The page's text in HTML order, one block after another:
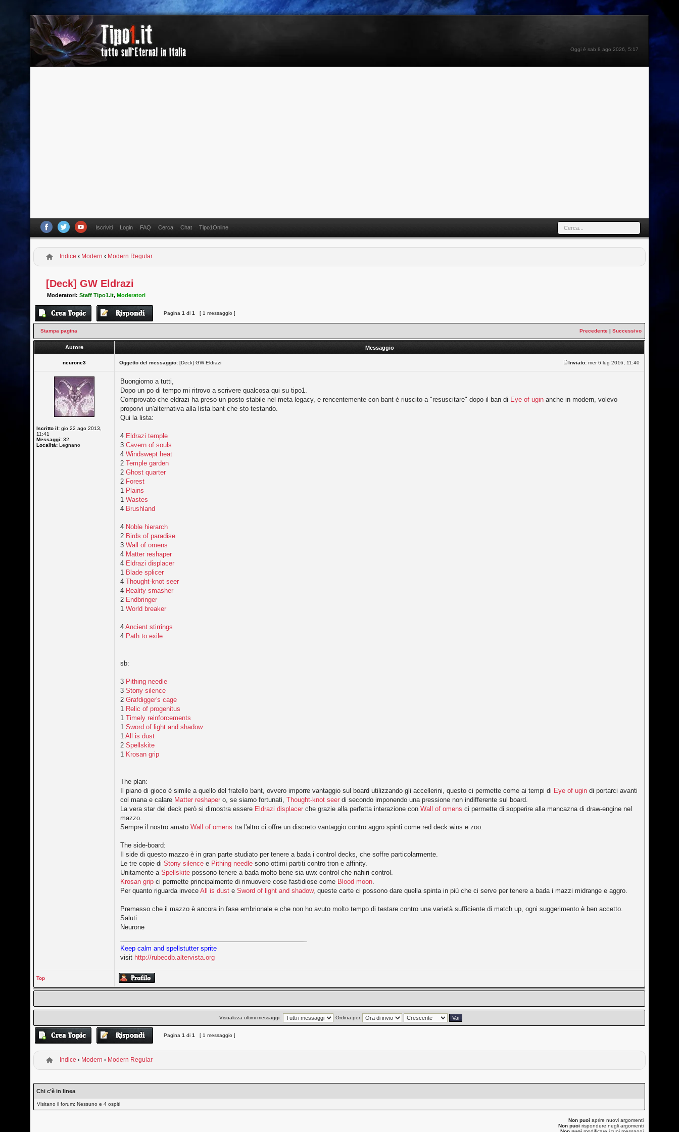
Oggi è sab 8 ago 2026, 5:17
Iscriviti Login FAQ Cerca Chat Tipo1Online
Indice ‹ Modern ‹ Modern Regular
[Deck] GW Eldrazi
Moderatori:Staff Tipo1.it,Moderatori
Pagina1 di1 [ 1 messaggio ]
Stampa pagina Precedente |Successivo
Autore Messaggio
neurone3 Oggetto del messaggio: [Deck] GW Eldrazi Inviato: mer 6 lug 2016, 11:40
Iscritto il: gio 22 ago 2013,
11:41
Messaggi: 32
Località: Legnano
Buongiorno a tutti,
Dopo un po di tempo mi ritrovo a scrivere qualcosa qui su tipo1.
Comprovato che eldrazi ha preso un posto stabile nel meta legacy, e rencentemente con bant è riuscito a "resuscitare" dopo il ban di Eye of ugin anche in modern, volevo
proporvi un'alternativa alla lista bant che sto testando.
Qui la lista:
4 Eldrazi temple
3Cavern of souls
4Windswept heat
2Temple garden
2Ghost quarter
2 Forest
1 Plains
1Wastes
4 Brushland
4 Noble hierarch
2 Birds of paradise
3Wall of omens
4 Matter reshaper
4 Eldrazi displacer
1 Blade splicer
4Thought-knot seer
4 Reality smasher
2 Endbringer
1World breaker
4Ancient stirrings
4 Path to exile
sb:
3 Pithing needle
3Stony silence
2Grafdigger's cage
1 Relic of progenitus
1Timely reinforcements
1Sword of light and shadow
1All is dust
2Spellskite
1 Krosan grip
The plan:
Il piano di gioco è simile a quello del fratello bant, ovvero imporre vantaggio sul board utilizzando gli accellerini, questo ci permette come ai tempi di Eye of ugin di portarci avanti
col mana e calare Matter reshaper o, se siamo fortunati,Thought-knot seer di secondo imponendo una pressione non indifferente sul board.
La vera star del deck però si dimostra essere Eldrazi displacer che grazie alla perfetta interazione conWall of omens ci permette di sopperire alla mancazna di draw-engine nel
mazzo.
Sempre il nostro amatoWall of omens tra l'altro ci offre un discreto vantaggio contro aggro spinti come red deck wins e zoo.
The side-board:
Il side di questo mazzo è in gran parte studiato per tenere a bada i control decks, che soffre particolarmente.
Le tre copie diStony silence e Pithing needle sono ottimi partiti contro tron e affinity.
Unitamente aSpellskite possono tenere a bada molto bene sia uwx control che nahiri control.
Krosan grip ci permette principalmente di rimuovere cose fastidiose come Blood moon.
Per quanto riguarda inveceAll is dust eSword of light and shadow, queste carte ci possono dare quella spinta in più che ci serve per tenere a bada i mazzi midrange e aggro.
Premesso che il mazzo è ancora in fase embrionale e che non ho avuto molto tempo di testare contro una varietà sufficiente di match up, ogni suggerimento è ben accetto.
Saluti.
Neurone
Keep calm and spellstutter sprite
visit http://rubecdb.altervista.org
Top
Visualizza ultimi messaggi: Ordina per
Pagina1 di1 [ 1 messaggio ]
Indice ‹ Modern ‹ Modern Regular
Chi c’è in linea
Visitano il forum: Nessuno e 4 ospiti
Non puoi aprire nuovi argomenti
Non puoi rispondere negli argomenti